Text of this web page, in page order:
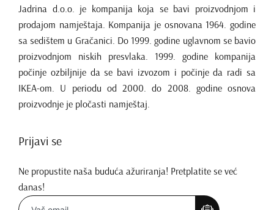
Jadrina d.o.o. je kompanija koja se bavi proizvodnjom i
prodajom namještaja. Kompanija je osnovana 1964. godine
sa sedištem u Gračanici. Do 1999. godine uglavnom se bavio
proizvodnjom niskih presvlaka. 1999. godine kompanija
počinje ozbiljnije da se bavi izvozom i počinje da radi sa
IKEA-om. U periodu od 2000. do 2008. godine osnova
proizvodnje je pločasti namještaj.
Prijavi se
Ne propustite naša buduća ažuriranja! Pretplatite se već
danas!